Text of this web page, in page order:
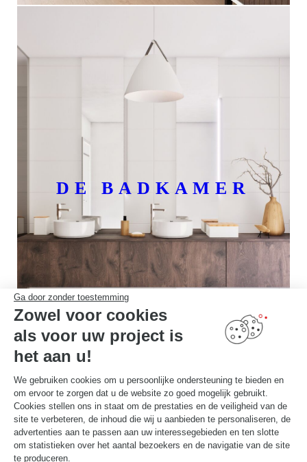
Ga door zonder toestemming
Zowel voor cookies
als voor uw project is
het aan u!
We gebruiken cookies om u persoonlijke ondersteuning te bieden en
om ervoor te zorgen dat u de website zo goed mogelijk gebruikt.
Cookies stellen ons in staat om de prestaties en de veiligheid van de
site te verbeteren, de inhoud die wij u aanbieden te personaliseren, de
advertenties aan te passen aan uw interessegebieden en ten slotte
om statistieken over het aantal bezoekers en de navigatie van de site
te produceren.
DE BADKAMER
Onze expertise